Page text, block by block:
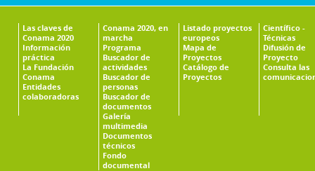
Las claves de
Conama 2020
Información
práctica
La Fundación
Conama
Entidades
colaboradoras
Conama 2020, en
marcha
Programa
Buscador de
actividades
Buscador de
personas
Buscador de
documentos
Galería
multimedia
Documentos
técnicos
Fondo
documental
Listado proyectos
europeos
Mapa de
Proyectos
Catálogo de
Proyectos
Científico -
Técnicas
Difusión de
Proyecto
Consulta las